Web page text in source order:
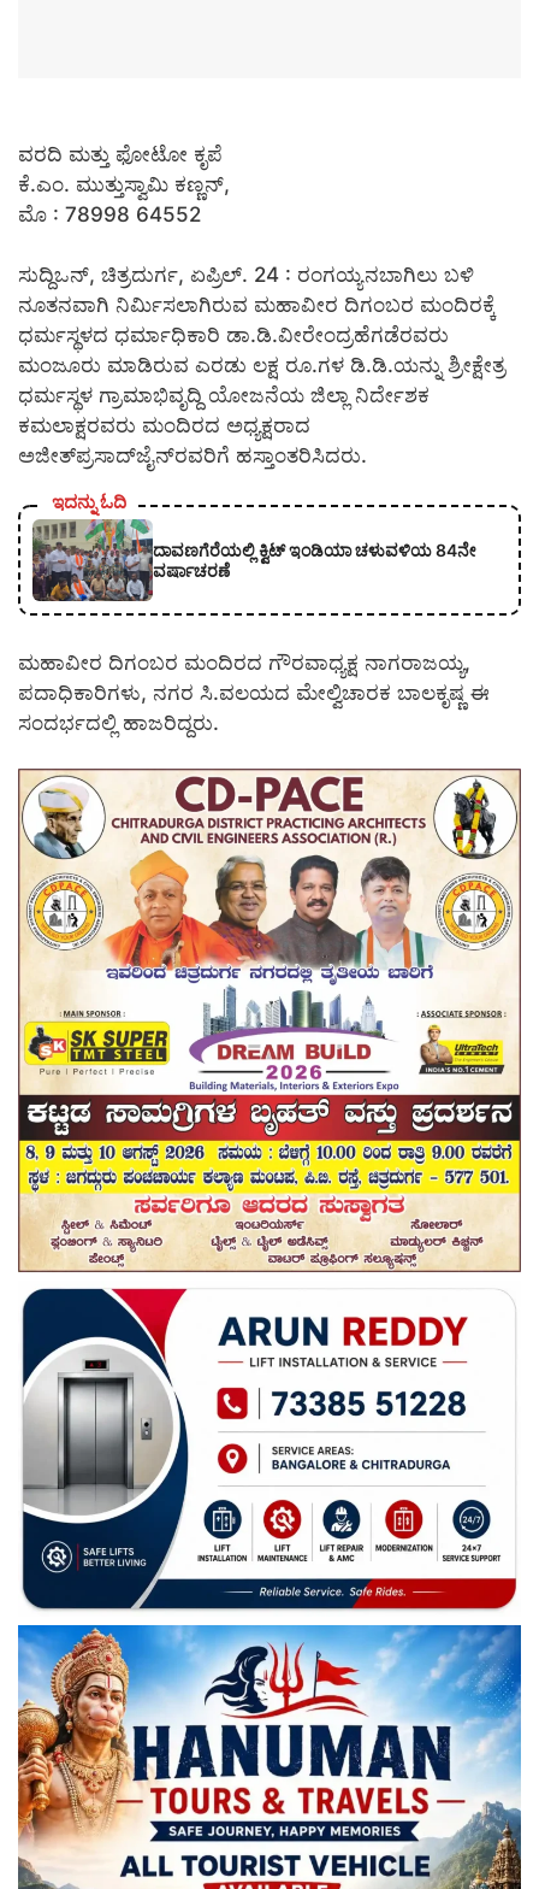
ವರದಿ ಮತ್ತು ಫೋಟೋ ಕೃಪೆ
ಕೆ.ಎಂ. ಮುತ್ತುಸ್ವಾಮಿ ಕಣ್ಣನ್,
ಮೊ : 78998 64552
ಸುದ್ದಿಒನ್, ಚಿತ್ರದುರ್ಗ, ಏಪ್ರಿಲ್. 24 : ರಂಗಯ್ಯನಬಾಗಿಲು ಬಳಿ
ನೂತನವಾಗಿ ನಿರ್ಮಿಸಲಾಗಿರುವ ಮಹಾವೀರ ದಿಗಂಬರ ಮಂದಿರಕ್ಕೆ
ಧರ್ಮಸ್ಥಳದ ಧರ್ಮಾಧಿಕಾರಿ ಡಾ.ಡಿ.ವೀರೇಂದ್ರಹೆಗಡೆರವರು
ಮಂಜೂರು ಮಾಡಿರುವ ಎರಡು ಲಕ್ಷ ರೂ.ಗಳ ಡಿ.ಡಿ.ಯನ್ನು ಶ್ರೀಕ್ಷೇತ್ರ
ಧರ್ಮಸ್ಥಳ ಗ್ರಾಮಾಭಿವೃದ್ದಿ ಯೋಜನೆಯ ಜಿಲ್ಲಾ ನಿರ್ದೇಶಕ
ಕಮಲಾಕ್ಷರವರು ಮಂದಿರದ ಅಧ್ಯಕ್ಷರಾದ
ಅಜೀತ್‍ಪ್ರಸಾದ್‍ಜೈನ್‍ರವರಿಗೆ ಹಸ್ತಾಂತರಿಸಿದರು.
ಇದನ್ನು ಓದಿ
ದಾವಣಗೆರೆಯಲ್ಲಿ ಕ್ವಿಟ್ ಇಂಡಿಯಾ ಚಳುವಳಿಯ 84ನೇ
ವರ್ಷಾಚರಣೆ
ಮಹಾವೀರ ದಿಗಂಬರ ಮಂದಿರದ ಗೌರವಾಧ್ಯಕ್ಷ ನಾಗರಾಜಯ್ಯ,
ಪದಾಧಿಕಾರಿಗಳು, ನಗರ ಸಿ.ವಲಯದ ಮೇಲ್ವಿಚಾರಕ ಬಾಲಕೃಷ್ಣ ಈ
ಸಂದರ್ಭದಲ್ಲಿ ಹಾಜರಿದ್ದರು.